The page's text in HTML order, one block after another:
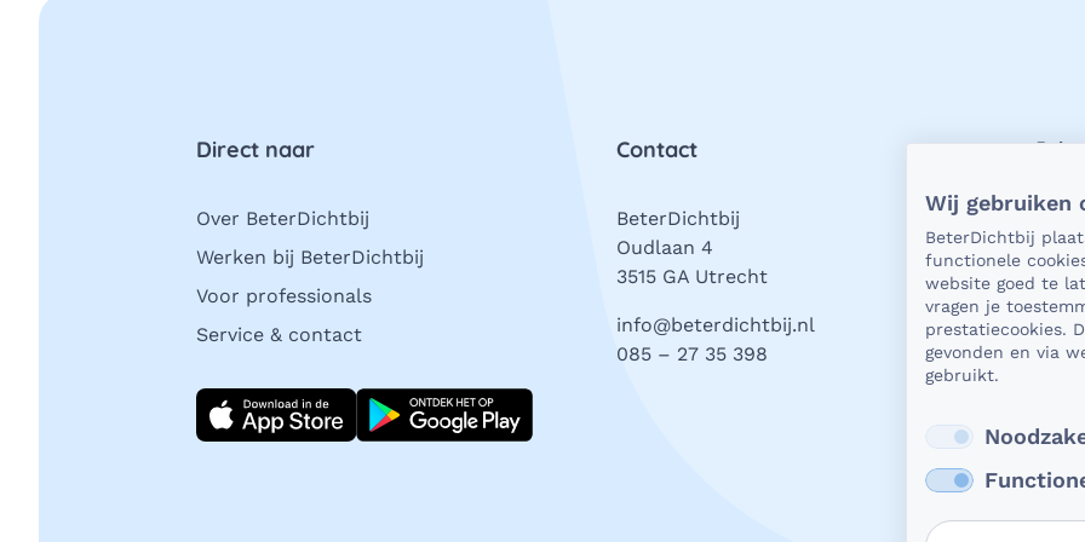
Direct naar
Over BeterDichtbij
Werken bij BeterDichtbij
Voor professionals
Service & contact
Download direct
Contact
BeterDichtbij
Oudlaan 4
3515 GA Utrecht
info@beterdichtbij.nl
085 – 27 35 398
Als
wat
valt.
Wij gebruiken
BeterDichtbij
functionele
website goed te
vragen je
prestatiecookies.
gevonden en via
gebruikt.